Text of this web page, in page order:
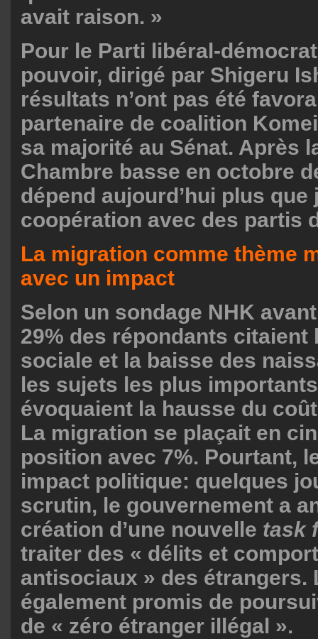
avait raison. »
Pour le Parti libéral-
pouvoir, dirigé par Shigeru
résultats n’ont pas été
partenaire de coalition
sa majorité au Sénat. Après
Chambre basse en octobre
dépend aujourd’hui plus que
coopération avec des partis
La migration comme thème
avec un impact
Selon un sondage NHK
29% des répondants citaient
sociale et la baisse des
les sujets les plus
évoquaient la hausse du
La migration se plaçait en
position avec 7%. Pourtant,
impact politique: quelques
scrutin, le gouvernement a
création d’une nouvelle task
traiter des « délits et
antisociaux » des étrangers.
également promis de
de « zéro étranger illégal ».